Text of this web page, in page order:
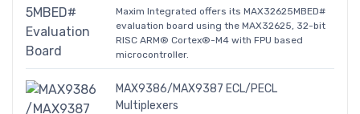
Maxim Integrated offers its MAX32625MBED#
evaluation board using the MAX32625, 32-bit
RISC ARM® Cortex®-M4 with FPU based
microcontroller.
MAX9386/MAX9387 ECL/PECL
Multiplexers